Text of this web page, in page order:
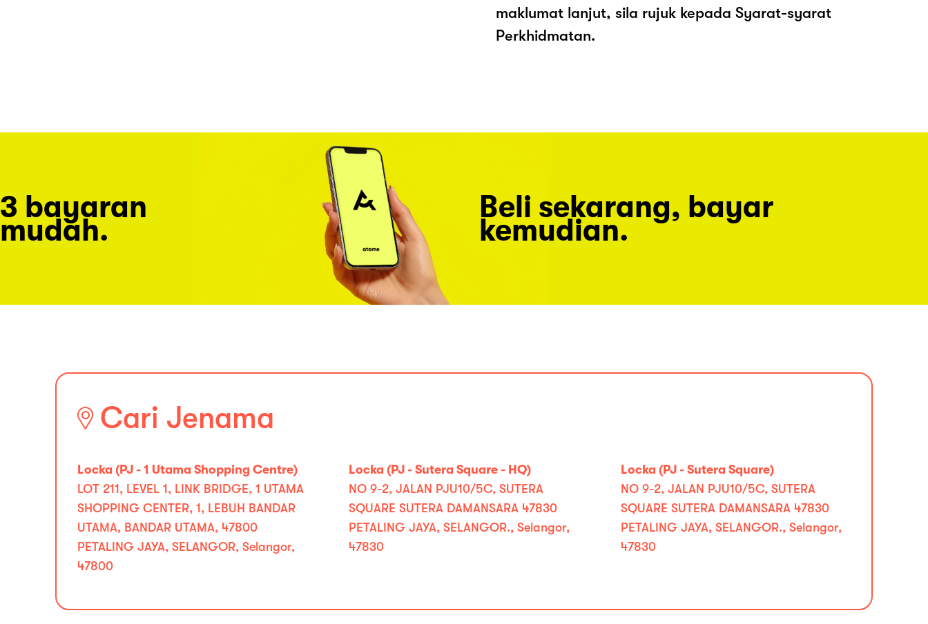
maklumat lanjut, sila rujuk kepada Syarat-syarat
Perkhidmatan.
3 bayaran
mudah.
Beli sekarang, bayar
kemudian.
Cari Jenama
Locka (PJ - 1 Utama Shopping Centre)
LOT 211, LEVEL 1, LINK BRIDGE, 1 UTAMA
SHOPPING CENTER, 1, LEBUH BANDAR
UTAMA, BANDAR UTAMA, 47800
PETALING JAYA, SELANGOR, Selangor,
47800
Locka (PJ - Sutera Square - HQ)
NO 9-2, JALAN PJU10/5C, SUTERA
SQUARE SUTERA DAMANSARA 47830
PETALING JAYA, SELANGOR., Selangor,
47830
Locka (PJ - Sutera Square)
NO 9-2, JALAN PJU10/5C, SUTERA
SQUARE SUTERA DAMANSARA 47830
PETALING JAYA, SELANGOR., Selangor,
47830